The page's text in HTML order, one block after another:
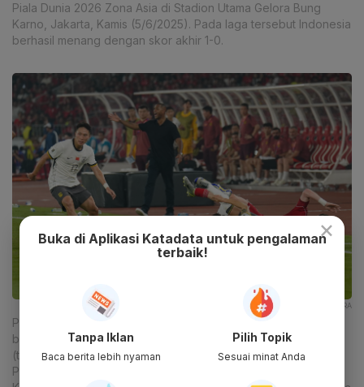
Piala Dunia 2026 Zona Asia di Stadion Utama Gelora Bung
Karno, Jakarta, Kamis (5/6/2025). Pada laga tersebut Indonesia
berhasil menang dengan skor akhir 1-0.
KATADATA/FAUZA SYAHPUTRA
Pemain Timnas Indonesia Ole Lennard Romenij (kanan)
berebut bola dengan pemain Timnas China Wei Shihao
(tengah) saat pertandingan Grup C Putaran Ketiga Kualifikasi
Piala Dunia 2026 Zona Asia di Stadion Utama Gelora Bung
×
Buka di Aplikasi Katadata untuk pengalaman
terbaik!
Tanpa Iklan
Baca berita lebih nyaman
Pilih Topik
Sesuai minat Anda